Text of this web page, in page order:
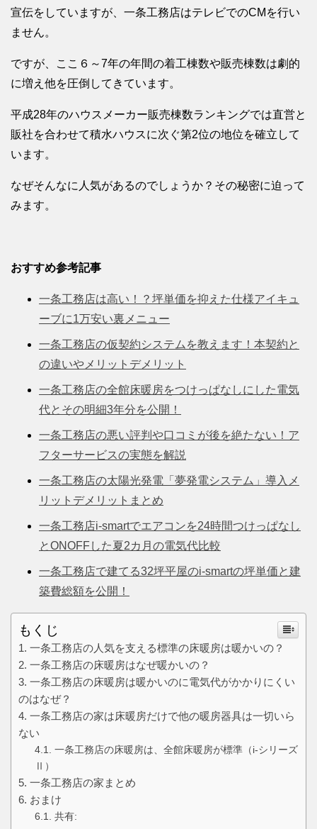
宣伝をしていますが、一条工務店はテレビでのCMを行い
ません。
ですが、ここ６～7年の年間の着工棟数や販売棟数は劇的
に増え他を圧倒してきています。
平成28年のハウスメーカー販売棟数ランキングでは直営と
販社を合わせて積水ハウスに次ぐ第2位の地位を確立して
います。
なぜそんなに人気があるのでしょうか？その秘密に迫って
みます。
おすすめ参考記事
一条工務店は高い！？坪単価を抑えた仕様アイキュ
ーブに1万安い裏メニュー
一条工務店の仮契約システムを教えます！本契約と
の違いやメリットデメリット
一条工務店の全館床暖房をつけっぱなしにした電気
代とその明細3年分を公開！
一条工務店の悪い評判や口コミが後を絶たない！ア
フターサービスの実態を解説
一条工務店の太陽光発電「夢発電システム」導入メ
リットデメリットまとめ
一条工務店i-smartでエアコンを24時間つけっぱなし
とONOFFした夏2カ月の電気代比較
一条工務店で建てる32坪平屋のi-smartの坪単価と建
築費総額を公開！
もくじ
一条工務店の人気を支える標準の床暖房は暖かいの？
一条工務店の床暖房はなぜ暖かいの？
一条工務店の床暖房は暖かいのに電気代がかかりにくい
のはなぜ？
一条工務店の家は床暖房だけで他の暖房器具は一切いら
ない
一条工務店の床暖房は、全館床暖房が標準（i-シリーズ
Ⅱ）
一条工務店の家まとめ
おまけ
共有: